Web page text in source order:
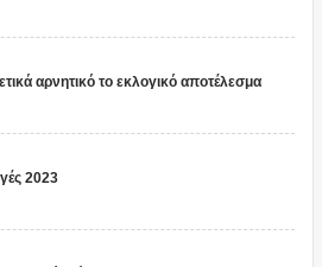
αρνητικό το εκλογικό αποτέλεσμα
2023